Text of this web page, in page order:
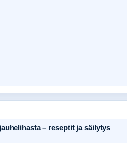
– reseptit ja säilytys